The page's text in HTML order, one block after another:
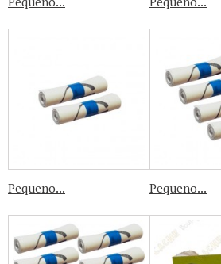
Pequeno... Pequeno...